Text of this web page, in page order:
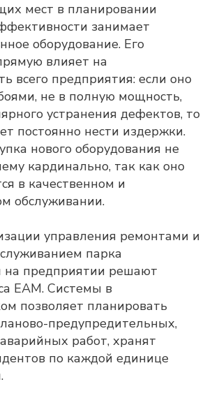
мест в планировании
занимает
оборудование. Его
влияет на
всего предприятия: если оно
не в полную мощность,
устранения дефектов, то
постоянно нести издержки.
нового оборудования не
кардинально, так как оно
в качественном и
обслуживании.
управления ремонтами и
парка
на предприятии решают
EAM. Системы в
позволяет планировать
предупредительных,
работ, хранят
по каждой единице
контакты,
с